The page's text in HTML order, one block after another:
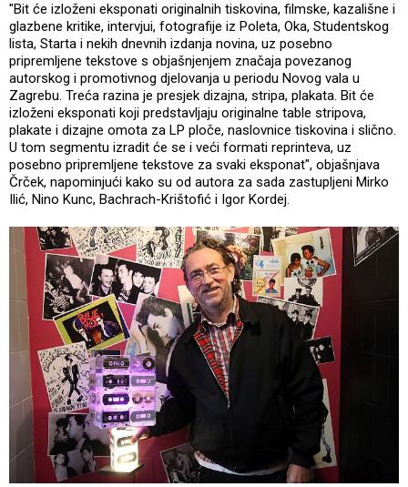
"Bit će izloženi eksponati originalnih tiskovina, filmske, kazališne i
glazbene kritike, intervjui, fotografije iz Poleta, Oka, Studentskog
lista, Starta i nekih dnevnih izdanja novina, uz posebno
pripremljene tekstove s objašnjenjem značaja povezanog
autorskog i promotivnog djelovanja u periodu Novog vala u
Zagrebu. Treća razina je presjek dizajna, stripa, plakata. Bit će
izloženi eksponati koji predstavljaju originalne table stripova,
plakate i dizajne omota za LP ploče, naslovnice tiskovina i slično.
U tom segmentu izradit će se i veći formati reprinteva, uz
posebno pripremljene tekstove za svaki eksponat", objašnjava
Črček, napominjući kako su od autora za sada zastupljeni Mirko
Ilić, Nino Kunc, Bachrach-Krištofić i Igor Kordej.